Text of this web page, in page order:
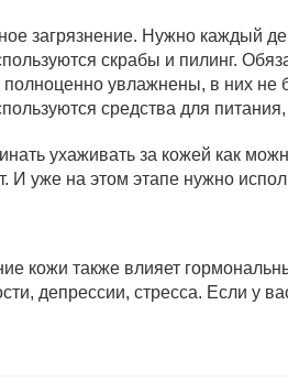
загрязнение. Нужно каждый
скрабы и пилинг.
полноценно увлажнены, в них не
средства для
ухаживать за кожей как
И уже на этом этапе нужно
кожи также влияет
депрессии, стресса. Если у